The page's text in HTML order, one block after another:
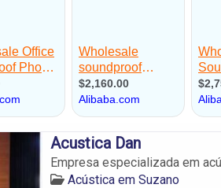
Acustica Dan
Empresa especializada em
Acústica em Suzano